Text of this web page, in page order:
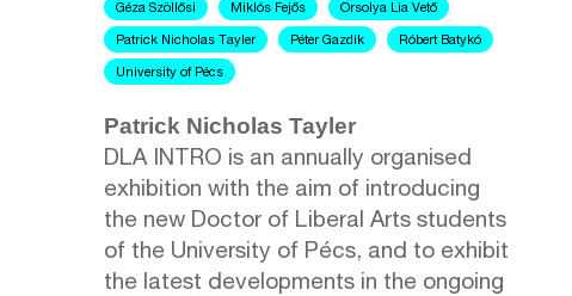
Géza Szöllősi Miklós Fejős Orsolya Lia Vető
Patrick Nicholas Tayler Péter Gazdik Róbert Batykó
University of Pécs
Patrick Nicholas Tayler
DLA INTRO is an annually organised
exhibition with the aim of introducing
the new Doctor of Liberal Arts students
of the University of Pécs, and to exhibit
the latest developments in the ongoing